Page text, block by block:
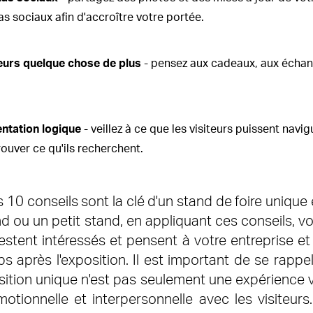
sociaux afin d'accroître votre portée.
quelque chose de plus - pensez aux cadeaux, aux
logique - veillez à ce que les visiteurs puissent
ce qu'ils recherchent.
10 conseils sont la clé d'un stand de foire unique
ou un petit stand, en appliquant ces conseils,
intéressés et pensent à votre entreprise
après l'exposition. Il est important de se
unique n'est pas seulement une expérience
et interpersonnelle avec les